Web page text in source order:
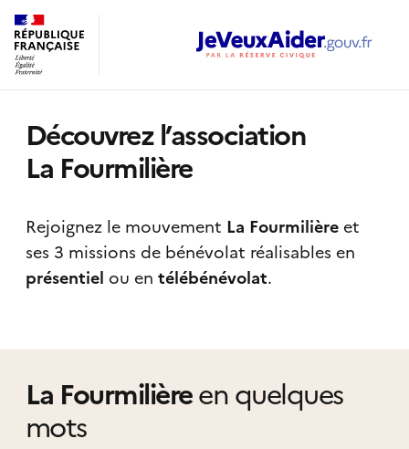
Découvrez l’association
La Fourmilière
Rejoignez le mouvement La Fourmilièreet
ses 3 missions de bénévolat réalisables en
présentiel ou en télébénévolat.
La Fourmilièreen quelques
mots